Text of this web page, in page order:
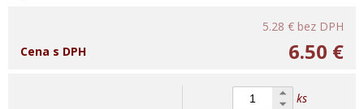
5.28 € bez DPH
6.50 €
Cena s DPH
ks